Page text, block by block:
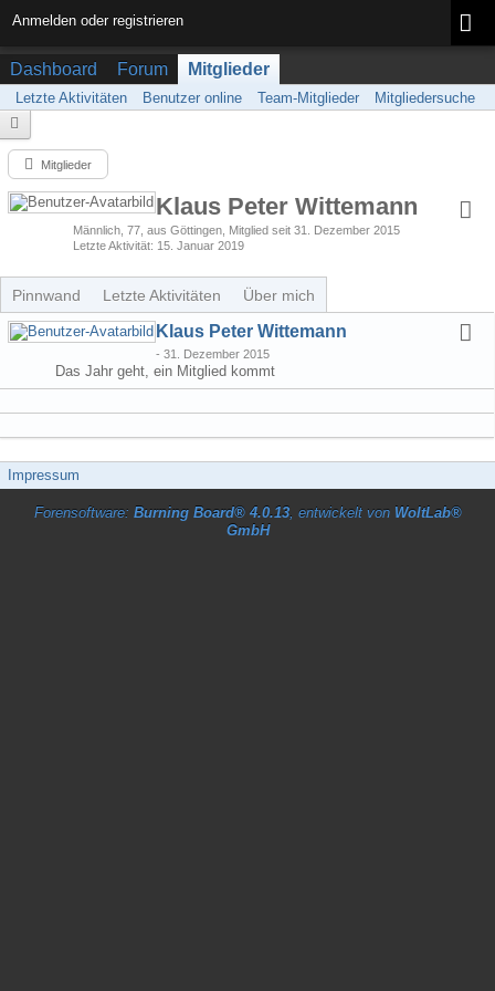
Anmelden oder registrieren
Dashboard Forum Mitglieder
Letzte Aktivitäten Benutzer online Team-Mitglieder Mitgliedersuche
Mitglieder
Klaus Peter Wittemann
Männlich 77 aus Göttingen Mitglied seit 31. Dezember 2015
Letzte Aktivität 15. Januar 2019
Pinnwand Letzte Aktivitäten Über mich
Klaus Peter Wittemann
- 31. Dezember 2015
Das Jahr geht, ein Mitglied kommt
Impressum
Forensoftware: Burning Board® 4.0.13, entwickelt von WoltLab®
GmbH